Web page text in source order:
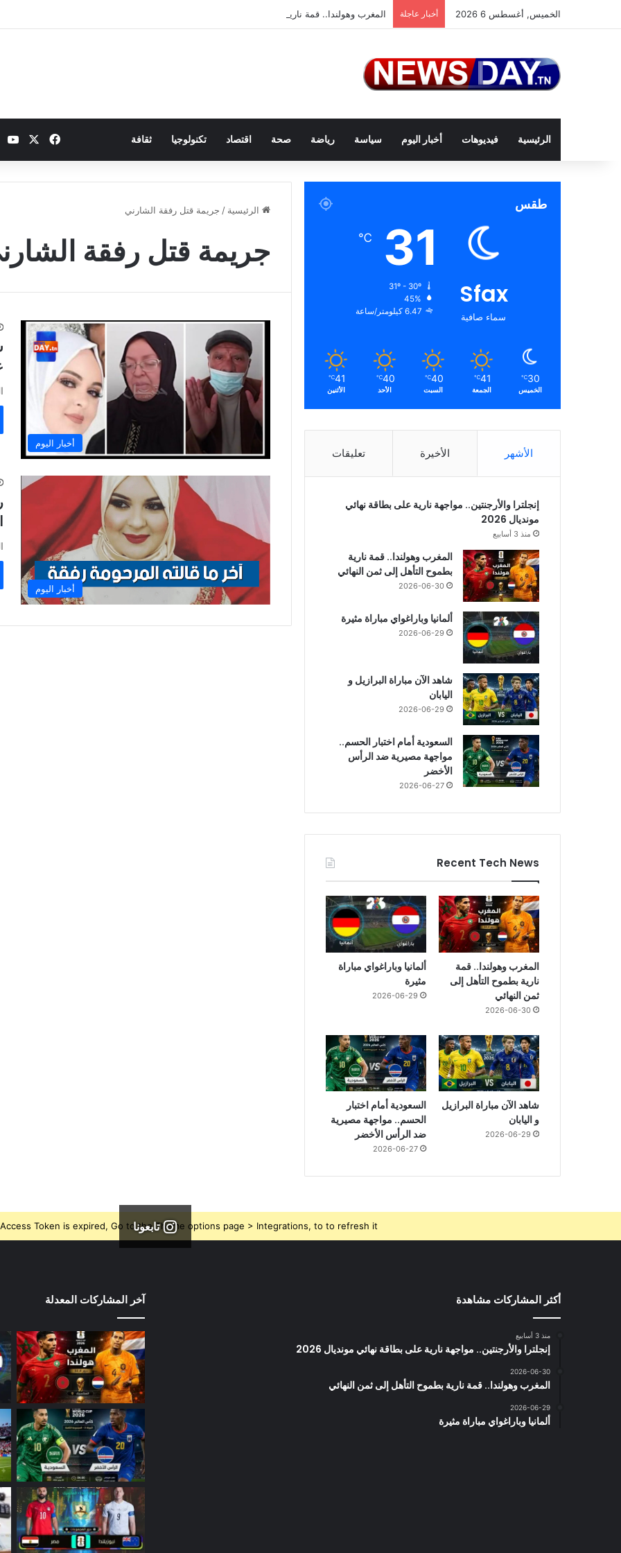
الخميس, أغسطس 6 2026 أخبار عاجلة المغرب وهولندا.. قمة نارية بطموح التأهل إلى ثمن النهائي
الرئيسية فيديوهات أخبار اليوم سياسة رياضة صحة اقتصاد تكنولوجيا ثقافة فيسبوك
الرئيسية / جريمة قتل رفقة الشارني
جريمة قتل رفقة
أخبار اليوم
أخبار اليوم
طقس
Sfax
سماء صافية
31
℃
45%
6.47 كيلومتر/ساعة
30
℃
الخميس
41
℃
الجمعة
40
℃
السبت
40
℃
الأحد
41
℃
الأثنين
الأشهر الأخيرة تعليقات
إنجلترا والأرجنتين.. مواجهة نارية على بطاقة نهائي
مونديال 2026
منذ 3 أسابيع
المغرب وهولندا.. قمة نارية
بطموح التأهل إلى ثمن النهائي
2026-06-30
ألمانيا وباراغواي مباراة مثيرة
2026-06-29
شاهد الآن مباراة البرازيل و
اليابان
2026-06-29
السعودية أمام اختبار الحسم..
مواجهة مصيرية ضد الرأس
الأخضر
2026-06-27
Recent Tech News
المغرب وهولندا.. قمة
نارية بطموح التأهل إلى
ثمن النهائي
2026-06-30
ألمانيا وباراغواي مباراة
مثيرة
2026-06-29
شاهد الآن مباراة البرازيل
و اليابان
2026-06-29
السعودية أمام اختبار
الحسم.. مواجهة مصيرية
ضد الرأس الأخضر
2026-06-27
تابعونا
Token is expired, Go to the Theme options page > Integrations, to to refresh it.
أكثر المشاركات مشاهدة
منذ 3 أسابيع
إنجلترا والأرجنتين.. مواجهة نارية على بطاقة نهائي مونديال 2026
2026-06-30
المغرب وهولندا.. قمة نارية بطموح التأهل إلى ثمن النهائي
2026-06-29
ألمانيا وباراغواي مباراة مثيرة
آخر المشاركات المعدلة